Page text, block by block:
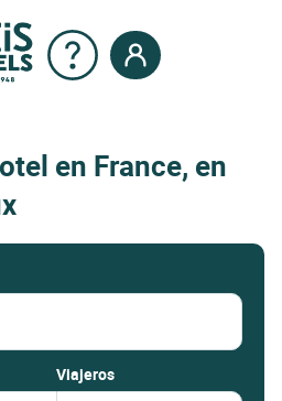
en France, en
Viajeros